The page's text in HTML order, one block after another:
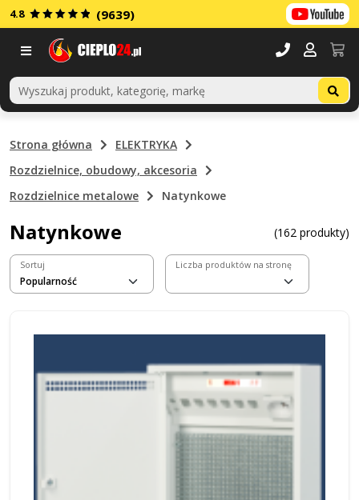
4.8 (9639)
Strona główna
ELEKTRYKA
Rozdzielnice, obudowy, akcesoria
Rozdzielnice metalowe
Natynkowe
Natynkowe (162 produkty)
Sortuj Liczba produktów na stronę